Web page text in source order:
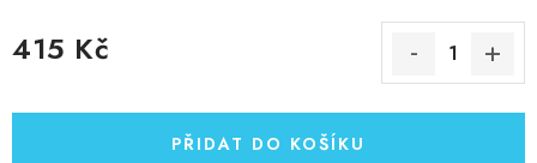
415 Kč
PŘIDAT DO KOŠÍKU